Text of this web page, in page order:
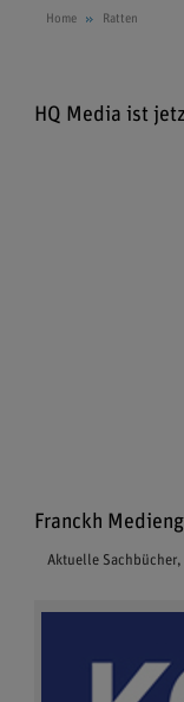
Home Ratten
HQ Media ist
Franckh
Aktuelle